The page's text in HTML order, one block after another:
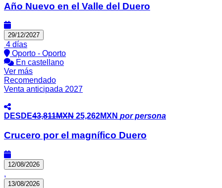
Año Nuevo en el Valle del Duero
29/12/2027
4 días
Oporto - Oporto
En castellano
Ver más
Recomendado
Venta anticipada 2027
DESDE43,811MXN 25,262MXN por persona
Crucero por el magnífico Duero
12/08/2026
,
13/08/2026